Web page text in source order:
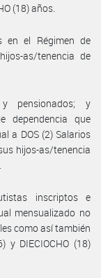
(18) años.
en el Régimen de
as/tenencia de
pensionados; y
dependencia que
a DOS (2) Salarios
hijos-as/tenencia
inscriptos e
mensualizado no
como así también
y DIECIOCHO (18)